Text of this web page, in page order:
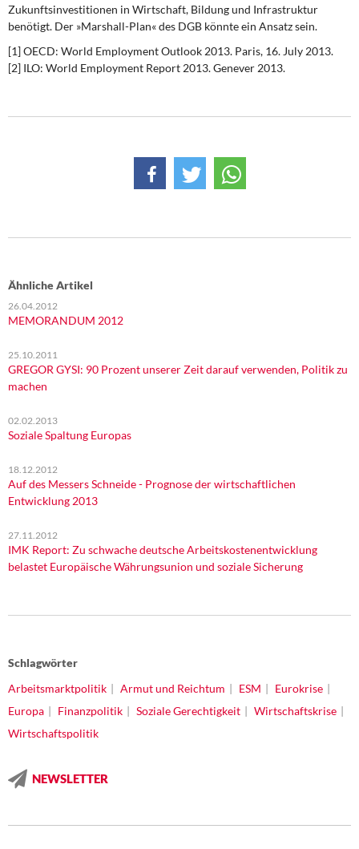
Zukunftsinvestitionen in Wirtschaft, Bildung und Infrastruktur
benötigt. Der »Marshall-Plan« des DGB könnte ein Ansatz sein.
[1] OECD: World Employment Outlook 2013. Paris, 16. July 2013.
[2] ILO: World Employment Report 2013. Genever 2013.
Ähnliche Artikel
26.04.2012
MEMORANDUM 2012
25.10.2011
GREGOR GYSI: 90 Prozent unserer Zeit darauf verwenden, Politik zu
machen
02.02.2013
Soziale Spaltung Europas
18.12.2012
Auf des Messers Schneide - Prognose der wirtschaftlichen
Entwicklung 2013
27.11.2012
IMK Report: Zu schwache deutsche Arbeitskostenentwicklung
belastet Europäische Währungsunion und soziale Sicherung
Schlagwörter
Arbeitsmarktpolitik
Armut und Reichtum ESM
Eurokrise
Europa
Finanzpolitik Soziale Gerechtigkeit
Wirtschaftskrise
Wirtschaftspolitik
NEWSLETTER